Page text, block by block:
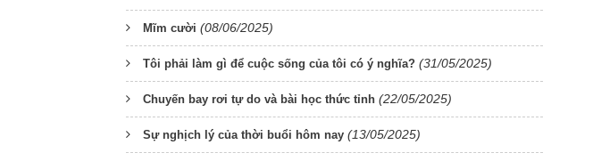
Mĩm cười (08/06/2025)
Tôi phải làm gì để cuộc sống của tôi có ý nghĩa? (31/05/2025)
Chuyến bay rơi tự do và bài học thức tỉnh (22/05/2025)
Sự nghịch lý của thời buổi hôm nay (13/05/2025)